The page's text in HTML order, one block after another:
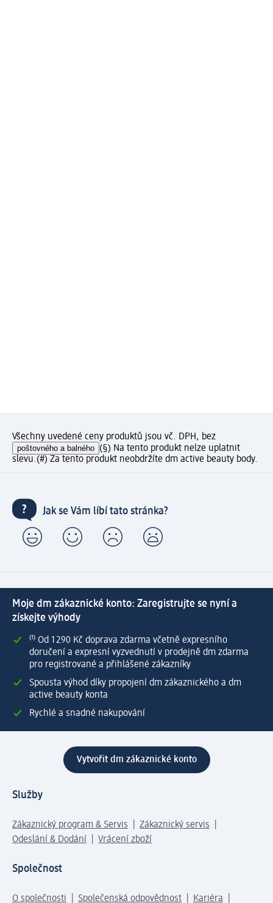
Všechny uvedené ceny produktů jsou vč. DPH, bez
poštovného a balného (§) Na tento produkt nelze uplatnit
slevu.(#) Za tento produkt neobdržíte dm active beauty body.
Jak se Vám líbí tato stránka?
Moje dm zákaznické konto: Zaregistrujte se nyní a
získejte výhody
⁽¹⁾ Od 1 290 Kč doprava zdarma včetně expresního
doručení a expresní vyzvednutí v prodejně dm zdarma
pro registrované a přihlášené zákazníky
Spousta výhod díky propojení dm zákaznického a dm
active beauty konta
Rychlé a snadné nakupování
Vytvořit dm zákaznické konto
Služby
Zákaznický program & Servis
Zákaznický servis
Odeslání & Dodání
Vrácení zboží
Společnost
O společnosti Společenská odpovědnost
Kariéra